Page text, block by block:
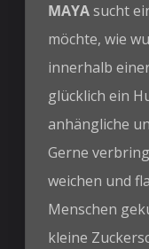
MAYAsucht
möchte, wie
innerhalb
glücklich ein
anhängliche
Gerne
weichen und
Menschen
kleine